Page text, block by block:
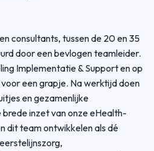
consultants, tussen de 20 en 35
door een bevlogen teamleider.
Implementatie & Support en op
een grapje. Na werktijd doen
en gezamenlijke
inzet van onze eHealth-
dit team ontwikkelen als dé